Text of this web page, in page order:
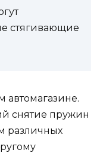
стягивающие
снятие пружин
различных